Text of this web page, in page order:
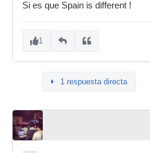
Si es que Spain is different !
1
1 respuesta directa